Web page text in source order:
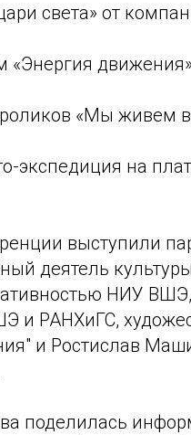
света» от
«Энергия
«Мы живем
экспедиция на
выступили
деятель
НИУ ВШЭ,
и РАНХиГС,
и Ростислав
поделилась